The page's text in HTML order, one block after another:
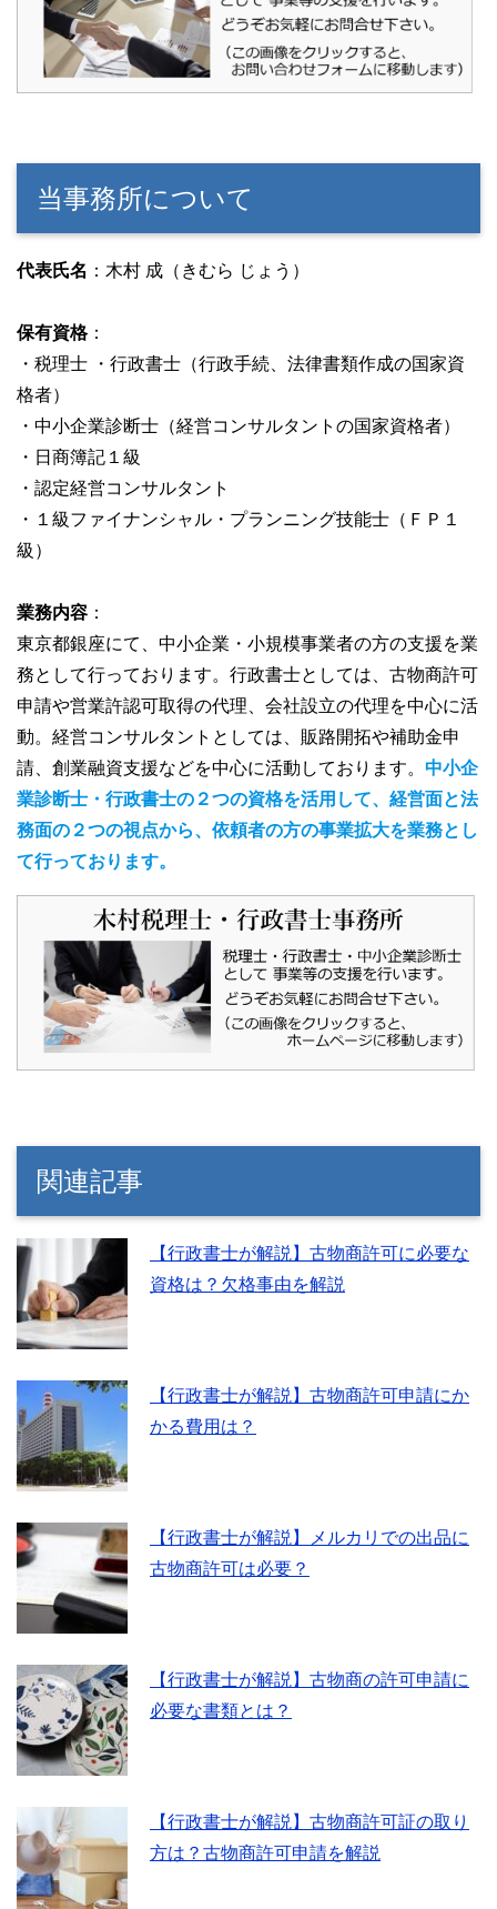
当事務所について
代表氏名 ：木村 成（きむら じょう）
保有資格：
・税理士 ・行政書士（行政手続、法律書類作成の国家資
格者）
・中小企業診断士（経営コンサルタントの国家資格者）
・日商簿記１級
・認定経営コンサルタント
・１級ファイナンシャル・プランニング技能士（ＦＰ１
級）
業務内容 ：
東京都銀座にて、中小企業・小規模事業者の方の支援を業
務として行っております。行政書士としては、古物商許可
申請や営業許認可取得の代理、会社設立の代理を中心に活
動。経営コンサルタントとしては、販路開拓や補助金申
請、創業融資支援などを中心に活動しております。 中小企
業診断士・行政書士の２つの資格を活用して、経営面と法
務面の２つの視点から、依頼者の方の事業拡大を業務とし
て行っております。
関連記事
【行政書士が解説】古物商許可に必要な
資格は？欠格事由を解説
【行政書士が解説】古物商許可申請にか
かる費用は？
【行政書士が解説】メルカリでの出品に
古物商許可は必要？
【行政書士が解説】古物商の許可申請に
必要な書類とは？
【行政書士が解説】古物商許可証の取り
方は？古物商許可申請を解説